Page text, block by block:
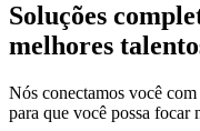
Soluções
melhores
Nós conectamos você
para que você possa focar